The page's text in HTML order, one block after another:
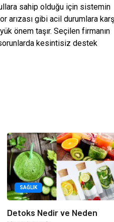
sahip olduğu için sistemin
arızası gibi acil durumlara
önem taşır. Seçilen firmanın
kesintisiz destek
SAĞLIK
Detoks Nedir ve Neden